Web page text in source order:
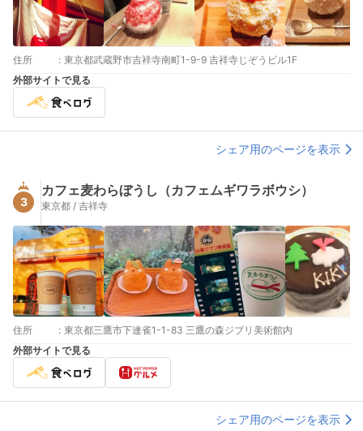
住所 : 東京都武蔵野市吉祥寺南町1-9-9 吉祥寺じぞうビル1F
外部サイトで見る
シェア用のページを表示
3
カフェ麦わらぼうし（カフェムギワラボウシ）
東京都 / 吉祥寺
住所 : 東京都三鷹市下連雀1-1-83 三鷹の森ジブリ美術館内
外部サイトで見る
シェア用のページを表示